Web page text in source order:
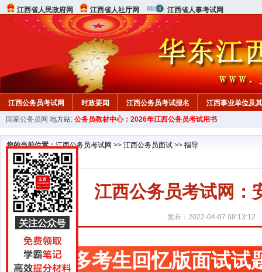
江西省人民政府网 江西省人社厅网 江西省人事考试网
江西公务员考试网 时政要闻 江西公务员考试报名 江西事业单位及
行测真题 在线咨询 教材中心
国家公务员网 地方站: 公务员教材中心：2026年江西公务员考试用书
您的当前位置：江西公务员考试网 >> 江西公务员面试 >> 指导
江西公务员考试网：
发布：2022-04-07 08:13:12
更多考生回忆版面试试